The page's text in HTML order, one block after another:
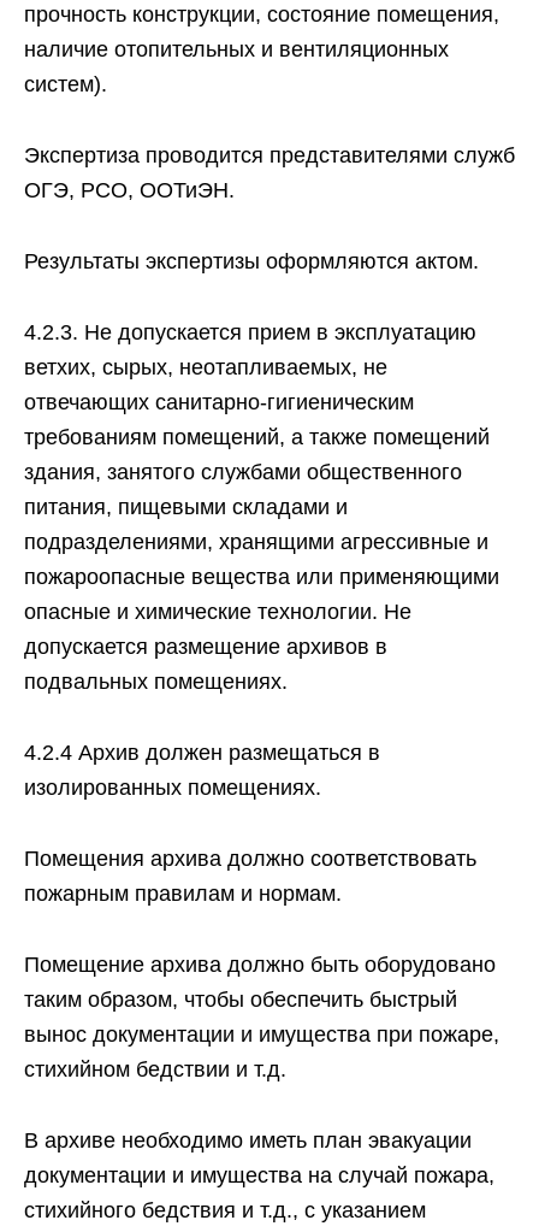
прочность конструкции, состояние помещения,
наличие отопительных и вентиляционных
систем).
Экспертиза проводится представителями служб
ОГЭ, РСО, ООТиЭН.
Результаты экспертизы оформляются актом.
4.2.3. Не допускается прием в эксплуатацию
ветхих, сырых, неотапливаемых, не
отвечающих санитарно-гигиеническим
требованиям помещений, а также помещений
здания, занятого службами общественного
питания, пищевыми складами и
подразделениями, хранящими агрессивные и
пожароопасные вещества или применяющими
опасные и химические технологии. Не
допускается размещение архивов в
подвальных помещениях.
4.2.4 Архив должен размещаться в
изолированных помещениях.
Помещения архива должно соответствовать
пожарным правилам и нормам.
Помещение архива должно быть оборудовано
таким образом, чтобы обеспечить быстрый
вынос документации и имущества при пожаре,
стихийном бедствии и т.д.
В архиве необходимо иметь план эвакуации
документации и имущества на случай пожара,
стихийного бедствия и т.д., с указанием